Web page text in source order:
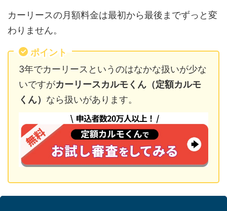
カーリースの月額料金は最初から最後までずっと変
わりません。
ポイント
3年でカーリースというのはなかな扱いが少な
いですがカーリースカルモくん（定額カルモ
くん） なら扱いがあります。